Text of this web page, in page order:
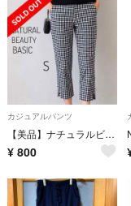
カジュアルパンツ
【美品】ナチュラルビューティーベーシック ギンガムチェック クロップドパンツ S
¥ 800